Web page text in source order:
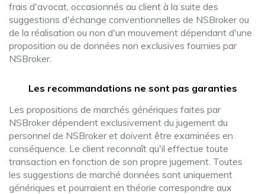
frais d'avocat, occasionnés au client à la suite des
suggestions d'échange conventionnelles de NSBroker ou
de la réalisation ou non d'un mouvement dépendant d'une
proposition ou de données non exclusives fournies par
NSBroker.
Les recommandations ne sont pas garanties
Les propositions de marchés génériques faites par
NSBroker dépendent exclusivement du jugement du
personnel de NSBroker et doivent être examinées en
conséquence. Le client reconnaît qu'il effectue toute
transaction en fonction de son propre jugement. Toutes
les suggestions de marché données sont uniquement
génériques et pourraient en théorie correspondre aux